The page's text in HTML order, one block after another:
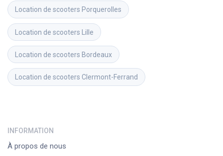
Location de scooters Porquerolles
Location de scooters Lille
Location de scooters Bordeaux
Location de scooters Clermont-Ferrand
INFORMATION
À propos de nous